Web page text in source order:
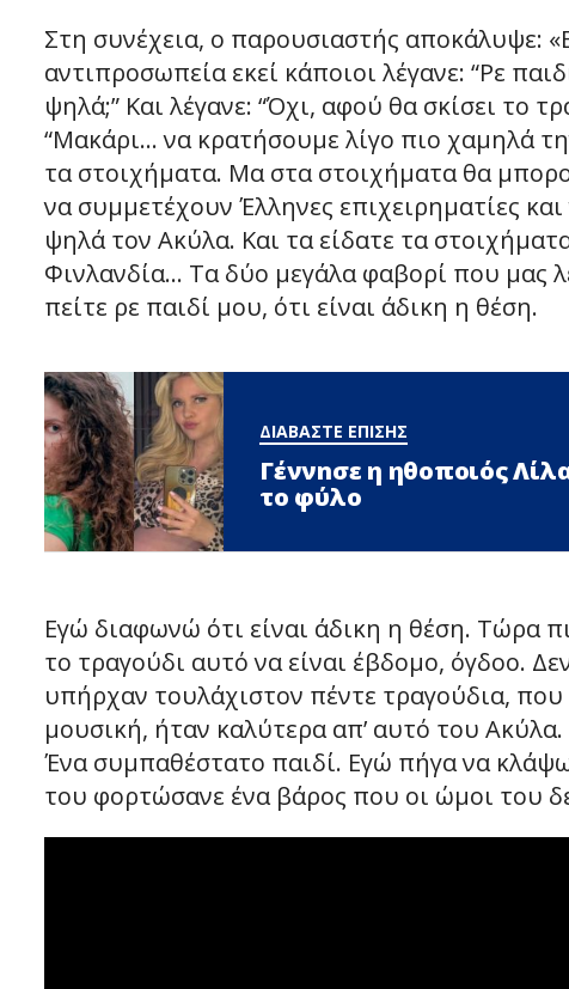
Στη συνέχεια, ο παρουσιαστής αποκάλυψε:
αντιπροσωπεία εκεί κάποιοι λέγανε: “Ρε
ψηλά;” Και λέγανε: “Όχι, αφού θα σκίσει το
“Μακάρι… να κρατήσουμε λίγο πιο χαμηλά
τα στοιχήματα. Μα στα στοιχήματα θα
να συμμετέχουν Έλληνες επιχειρηματίες
ψηλά τον Ακύλα. Και τα είδατε τα
Φινλανδία… Τα δύο μεγάλα φαβορί που μας
πείτε ρε παιδί μου, ότι είναι άδικη η θέση.
ΔΙΑΒΑΣΤΕ ΕΠΙΣΗΣ
Γέννnσε η ηθοποιός
το φύλο
Εγώ διαφωνώ ότι είναι άδικη η θέση. Τώρα
το τραγούδι αυτό να είναι έβδομο, όγδοο.
υπήρχαν τουλάχιστον πέντε τραγούδια,
μουσική, ήταν καλύτερα απ’ αυτό του
Ένα συμπαθέστατο παιδί. Εγώ πήγα να
του φορτώσανε ένα βάρος που οι ώμοι του